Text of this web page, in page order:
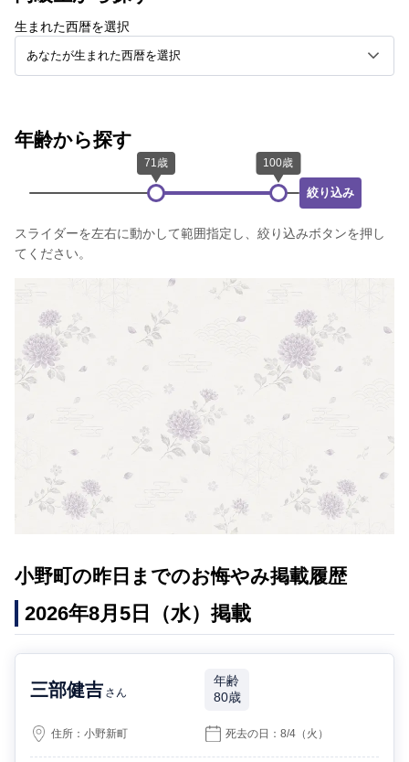
生まれた西暦を選択
年齢から探す
絞り込み
スライダーを左右に動かして範囲指定し、絞り込みボタンを押し
てください。
小野町の昨日までのお悔やみ掲載履歴
2026年8月5日（水）掲載
三部健吉 さん
年齢
80歳
住所：小野新町 死去の日：8/4 （火）